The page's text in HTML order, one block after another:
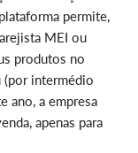
permite,
MEI ou
produtos no
(por intermédio
ano, a empresa
apenas para